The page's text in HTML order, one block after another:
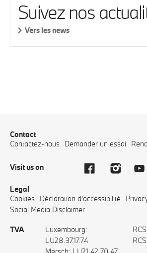
Suivez nos
Vers les news
Contact
Contactez-nous Demander un essai
Visit us on
Legal
Cookies Déclaration d'accessibilité
Social Media Disclaimer
TVA
Luxembourg:
LU28.37.17.74